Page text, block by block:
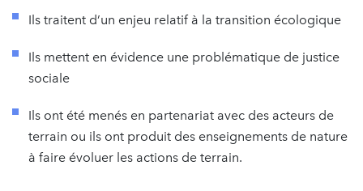
Ils traitent d’un enjeu relatif à la transition écologique
Ils mettent en évidence une problématique de justice
sociale
Ils ont été menés en partenariat avec des acteurs de
terrain ou ils ont produit des enseignements de nature
à faire évoluer les actions de terrain.